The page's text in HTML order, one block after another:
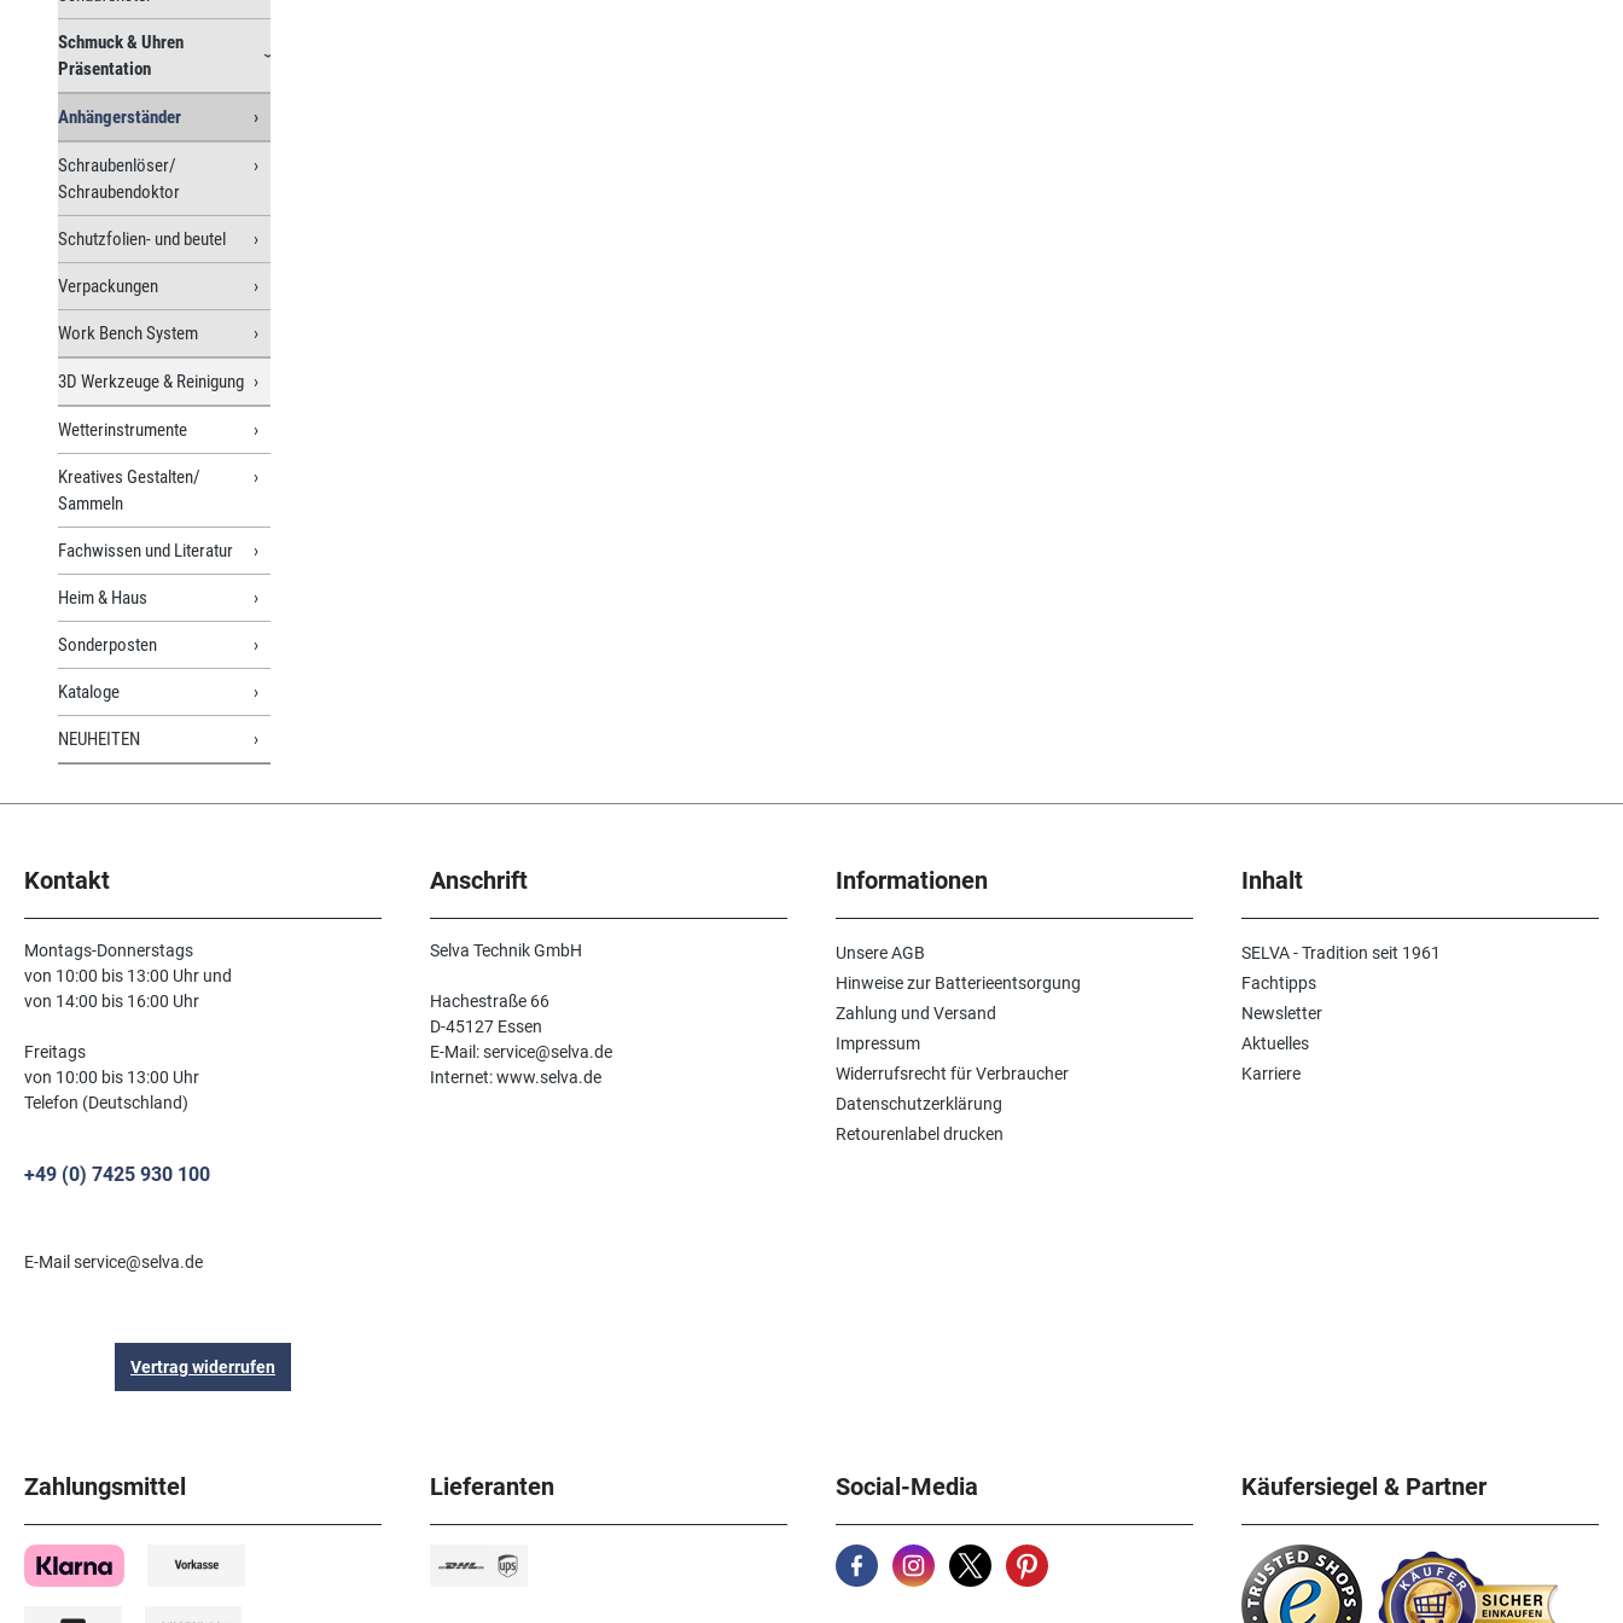
Schmuck & Uhren
Präsentation
Anhängerständer
Schraubenlöser/
Schraubendoktor
Schutzfolien- und beutel
Verpackungen
Work Bench System
3D Werkzeuge & Reinigung
Wetterinstrumente
Kreatives Gestalten/
Sammeln
Fachwissen und Literatur
Heim & Haus
Sonderposten
Kataloge
NEUHEITEN
Kontakt
Montags-Donnerstags
von 10:00 bis 13:00 Uhr und
von 14:00 bis 16:00 Uhr
Freitags
von 10:00 bis 13:00 Uhr
Telefon (Deutschland)
+49 (0) 7425 930 100
E-Mail service@selva.de
Vertrag widerrufen
Anschrift
Selva Technik GmbH
Hachestraße 66
D-45127 Essen
E-Mail: service@selva.de
Internet: www.selva.de
Informationen
Unsere AGB
Hinweise zur Batterieentsorgung
Zahlung und Versand
Impressum
Widerrufsrecht für Verbraucher
Datenschutzerklärung
Retourenlabel drucken
Inhalt
SELVA - Tradition seit 1961
Fachtipps
Newsletter
Aktuelles
Karriere
Zahlungsmittel Lieferanten Social-Media Käufersiegel & Partner